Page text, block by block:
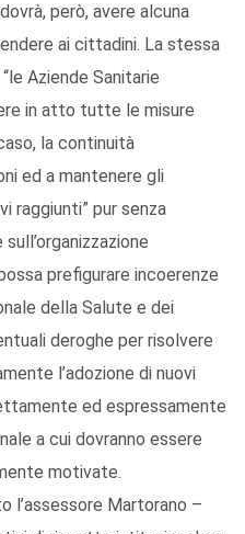
però, avere alcuna
ai cittadini. La stessa
Aziende Sanitarie
in atto tutte le misure
la continuità
ed a mantenere gli
raggiunti” pur senza
prefigurare incoerenze
della Salute e dei
deroghe per risolvere
l’adozione di nuovi
ed espressamente
a cui dovranno essere
motivate.
l’assessore Martorano –